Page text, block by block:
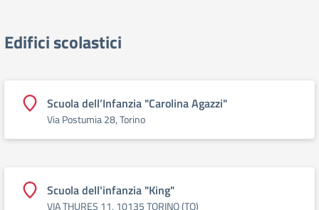
Edifici scolastici
Scuola dell’Infanzia "Carolina Agazzi"
Via Postumia 28, Torino
Scuola dell'infanzia "King"
VIA THURES 11, 10135 TORINO (TO)